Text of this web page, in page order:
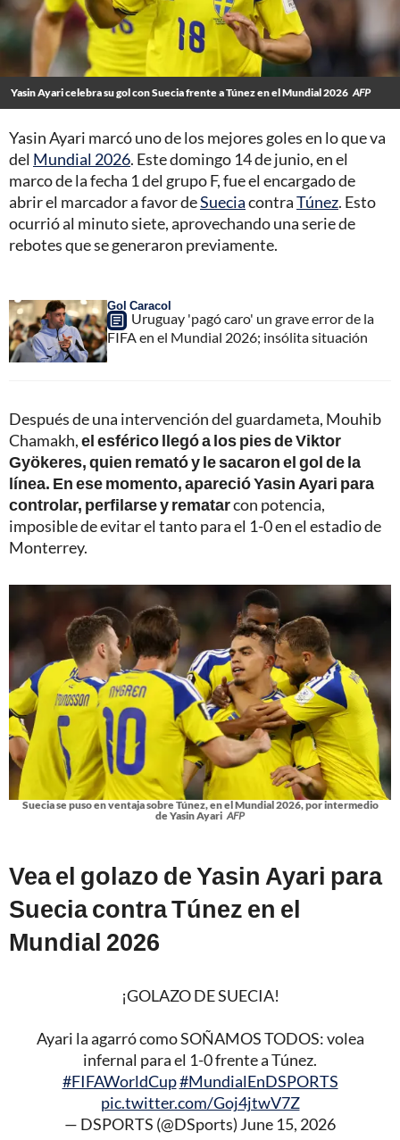
Yasin Ayari celebra su gol con Suecia frente a Túnez en el Mundial 2026 AFP
Yasin Ayari marcó uno de los mejores goles en lo que va
del Mundial 2026. Este domingo 14 de junio, en el
marco de la fecha 1 del grupo F, fue el encargado de
abrir el marcador a favor deSueciacontraTúnez. Esto
ocurrió al minuto siete, aprovechando una serie de
rebotes que se generaron previamente.
Gol Caracol
Uruguay 'pagó caro' un grave error de la
FIFA en el Mundial 2026; insólita situación
Después de una intervención del guardameta, Mouhib
Chamakh,el esférico llegó a los pies de Viktor
Gyökeres, quien remató y le sacaron el gol de la
línea. En ese momento, apareció Yasin Ayari para
controlar, perfilarse y rematarcon potencia,
imposible de evitar el tanto para el 1-0 en el estadio de
Monterrey.
Suecia se puso en ventaja sobre Túnez, en el Mundial 2026, por intermedio
de Yasin Ayari AFP
Vea el golazo de Yasin Ayari para
Suecia contra Túnez en el
Mundial 2026
¡GOLAZO DE SUECIA!
Ayari la agarró como SOÑAMOS TODOS: volea
infernal para el 1-0 frente a Túnez.
#FIFAWorldCup#MundialEnDSPORTS
pic.twitter.com/Goj4jtwV7Z
— DSPORTS (@DSports) June 15, 2026